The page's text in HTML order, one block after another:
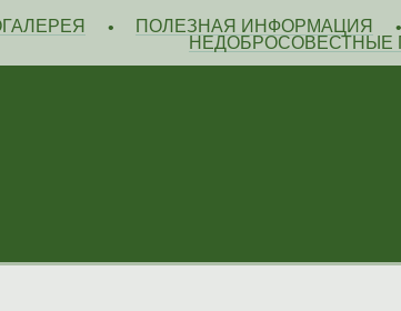
• ПОЛЕЗНАЯ ИНФОРМАЦИЯ •
НЕДОБРОСОВЕСТНЫЕ